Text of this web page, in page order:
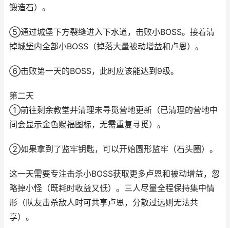
锻造石）。
⑤通过城堡下方裂缝进入下水道，击败小BOSS。接着清
掉城堡内全部小BOSS（掉落大量被动增益和卢恩）。
⑥击败第一天的BOSS，此时应该能达到9级。
第二天
①前往剩余教堂并清理未寻觅营地更新（已清理的营地中
间会显示金色赐福图标，无需重复寻觅）。
②如果拿到了监牢钥匙，可以开始圆形监牢（石头圈）。
这一天需要专注击杀小BOSS获取更多卢恩和被动增益，忽
略掉小怪（既耗时收益又低）。三人尽量全程保持集中情
形（队友击杀敌人时可共享卢恩，分散过远则无法共
享）。